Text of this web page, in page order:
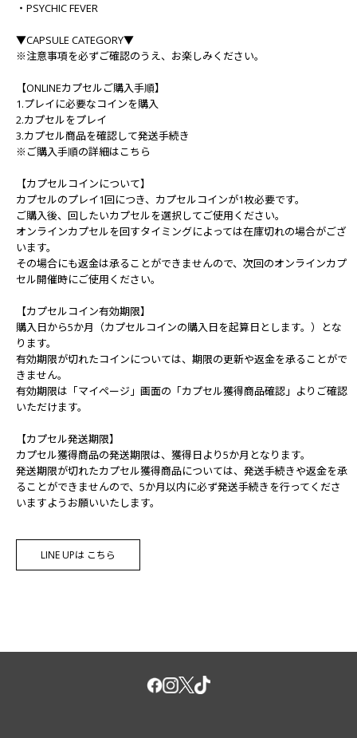
・PSYCHIC FEVER
▼CAPSULE CATEGORY▼
※注意事項を必ずご確認のうえ、お楽しみください。
【ONLINEカプセルご購入手順】
1.プレイに必要なコインを購入
2.カプセルをプレイ
3.カプセル商品を確認して発送手続き
※ご購入手順の詳細はこちら
【カプセルコインについて】
カプセルのプレイ1回につき、カプセルコインが1枚必要です。
ご購入後、回したいカプセルを選択してご使用ください。
オンラインカプセルを回すタイミングによっては在庫切れの場合がござ
います。
その場合にも返金は承ることができませんので、次回のオンラインカプ
セル開催時にご使用ください。
【カプセルコイン有効期限】
購入日から5か月（カプセルコインの購入日を起算日とします。）とな
ります。
有効期限が切れたコインについては、期限の更新や返金を承ることがで
きません。
有効期限は「マイページ」画面の「カプセル獲得商品確認」よりご確認
いただけます。
【カプセル発送期限】
カプセル獲得商品の発送期限は、獲得日より5か月となります。
発送期限が切れたカプセル獲得商品については、発送手続きや返金を承
ることができませんので、5か月以内に必ず発送手続きを行ってくださ
いますようお願いいたします。
LINE UPは こちら